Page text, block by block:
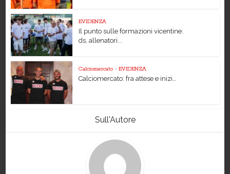
EVIDENZA
Il punto sulle formazioni vicentine:
ds, allenatori...
Calciomercato • EVIDENZA
Calciomercato: fra attese e inizi…
Sull'Autore